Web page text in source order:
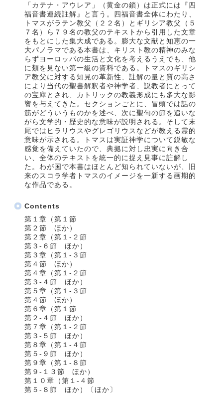
「カテナ・アウレア」（黄金の鎖）は正式には『四
福音書連続註解』と言う。四福音書全体にわたり、
トマスがラテン教父（２２名）とギリシア教父（５
７名）ら７９名の教父のテキストから引用した文章
をもとにした集大成である。膨大な文献と知恵の一
大パノラマである本書は、キリスト教の精神のみな
らずヨーロッパの生活と文化を考えるうえでも、他
に類を見ない第一級の資料である。トマスのギリシ
ア教父に対する知見の革新性、註解の量と質の高さ
により当代の聖書解釈者や神学者、説教者にとって
の宝庫とされ、カトリックの教義形成にも多大な影
響を与えてきた。セクションごとに、冒頭では話の
筋がどういうものかを述べ、次に聖句の節を追いな
がら文学的・歴史的な意味が説明される。そして末
尾ではヒラリウスやグレゴリウスなどが教える霊的
意味が示される。トマスは実証神学について鋭敏な
感覚を備えていたので、典拠に対し忠実に向き合
い、全体のテキストを統一的に捉え見事に註解し
た。わが国で本書はほとんど知られていないが、旧
来のスコラ学者トマスのイメージを一新する画期的
な作品である。
Contents
第１章（第１節
第２節 ほか）
第２章（第１‐２節
第３‐６節 ほか）
第３章（第１‐３節
第４節 ほか）
第４章（第１‐２節
第３‐４節 ほか）
第５章（第１‐３節
第４節 ほか）
第６章（第１節
第２‐４節 ほか）
第７章（第１‐２節
第３‐５節 ほか）
第８章（第１‐４節
第５‐９節 ほか）
第９章（第１‐８節
第９‐１３節 ほか）
第１０章（第１‐４節
第５‐８節 ほか）〔ほか〕